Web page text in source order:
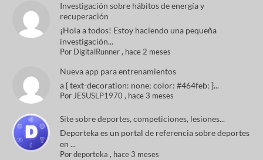
Investigación sobre hábitos de energía y
recuperación
¡Hola a todos! Estoy haciendo una pequeña
investigación...
Por DigitalRunner, hace 2 meses
Nueva app para entrenamientos
a { text-decoration: none; color: #464feb; }...
Por JESUSLP1970 , hace 3 meses
Site sobre deportes, competiciones, lesiones...
Deporteka es un portal de referencia sobre deportes
en ...
Pordeporteka , hace 3 meses